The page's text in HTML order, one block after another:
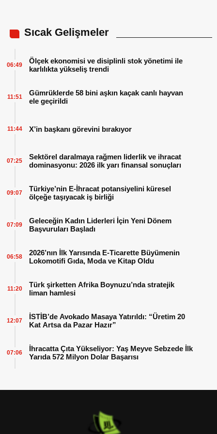
Sıcak Gelişmeler
Ölçek ekonomisi ve disiplinli stok yönetimi ile
karlılıkta yükseliş trendi
06:49
Gümrüklerde 58 bini aşkın kaçak canlı hayvan
ele geçirildi
11:51
X’in başkanı görevini bırakıyor
11:44
Sektörel daralmaya rağmen liderlik ve ihracat
dominasyonu: 2026 ilk yarı finansal sonuçları
07:25
Türkiye’nin E-İhracat potansiyelini küresel
ölçeğe taşıyacak iş birliği
09:07
Geleceğin Kadın Liderleri İçin Yeni Dönem
Başvuruları Başladı
07:09
2026’nın İlk Yarısında E-Ticarette Büyümenin
Lokomotifi Gıda, Moda ve Kitap Oldu
06:58
Türk şirketten Afrika Boynuzu’nda stratejik
liman hamlesi
11:20
İSTİB’de Avokado Masaya Yatırıldı: “Üretim 20
Kat Artsa da Pazar Hazır”
12:07
İhracatta Çıta Yükseliyor: Yaş Meyve Sebzede İlk
Yarıda 572 Milyon Dolar Başarısı
07:06